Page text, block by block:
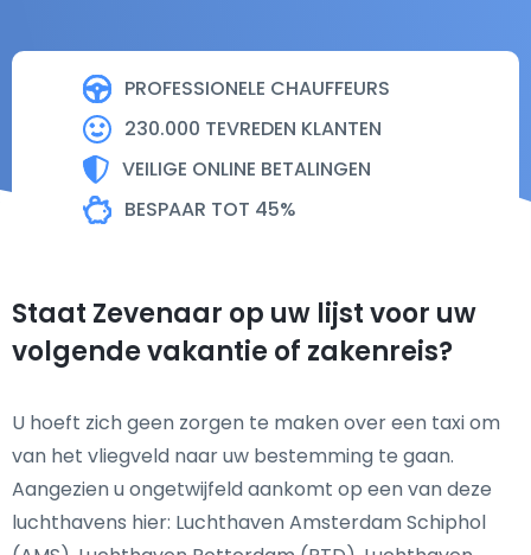
PROFESSIONELE CHAUFFEURS
230.000 TEVREDEN KLANTEN
VEILIGE ONLINE BETALINGEN
BESPAAR TOT 45%
Staat Zevenaar op uw lijst voor uw
volgende vakantie of zakenreis?
U hoeft zich geen zorgen te maken over een taxi om
van het vliegveld naar uw bestemming te gaan.
Aangezien u ongetwijfeld aankomt op een van deze
luchthavens hier: Luchthaven Amsterdam Schiphol